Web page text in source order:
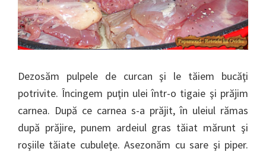
Dezosăm pulpele de curcan şi le tăiem bucăţi
potrivite. Încingem puţin ulei într-o tigaie şi prăjim
carnea. După ce carnea s-a prăjit, în uleiul rămas
după prăjire, punem ardeiul gras tăiat mărunt şi
roşiile tăiate cubuleţe. Asezonăm cu sare şi piper.